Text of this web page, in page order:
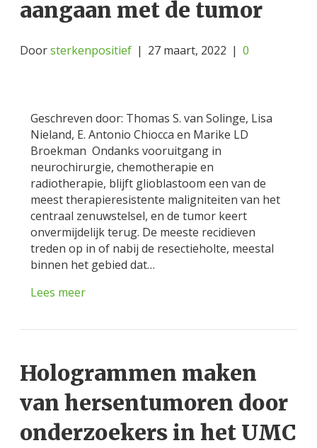
aangaan met de tumor
Doorsterkenpositief | 27 maart, 2022 | 0
Geschreven door: Thomas S. van Solinge, Lisa
Nieland, E. Antonio Chiocca en Marike LD
Broekman Ondanks vooruitgang in
neurochirurgie, chemotherapie en
radiotherapie, blijft glioblastoom een ​​van de
meest therapieresistente maligniteiten van het
centraal zenuwstelsel, en de tumor keert
onvermijdelijk terug. De meeste recidieven
treden op in of nabij de resectieholte, meestal
binnen het gebied dat…
Lees meer
Hologrammen maken
van hersentumoren door
onderzoekers in het UMC